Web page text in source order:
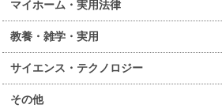
マイホーム・実用法律
教養・雑学・実用
サイエンス・テクノロジー
その他